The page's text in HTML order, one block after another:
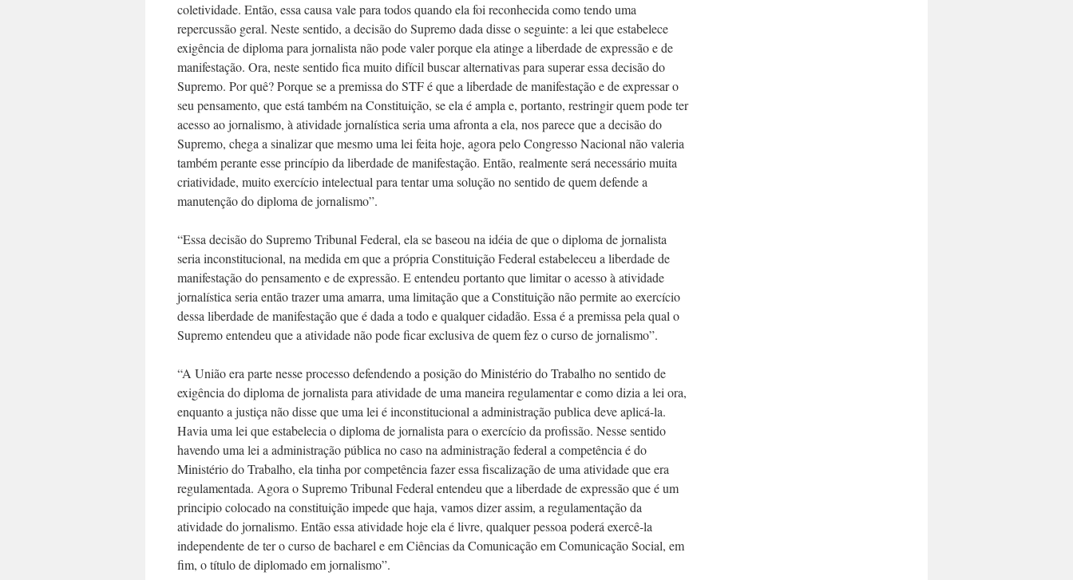
coletividade. Então, essa causa vale para todos quando ela foi reconhecida como tendo uma
repercussão geral. Neste sentido, a decisão do Supremo dada disse o seguinte: a lei que estabelece
exigência de diploma para jornalista não pode valer porque ela atinge a liberdade de expressão e de
manifestação. Ora, neste sentido fica muito difícil buscar alternativas para superar essa decisão do
Supremo. Por quê? Porque se a premissa do STF é que a liberdade de manifestação e de expressar o
seu pensamento, que está também na Constituição, se ela é ampla e, portanto, restringir quem pode ter
acesso ao jornalismo, à atividade jornalística seria uma afronta a ela, nos parece que a decisão do
Supremo, chega a sinalizar que mesmo uma lei feita hoje, agora pelo Congresso Nacional não valeria
também perante esse princípio da liberdade de manifestação. Então, realmente será necessário muita
criatividade, muito exercício intelectual para tentar uma solução no sentido de quem defende a
manutenção do diploma de jornalismo”.
“Essa decisão do Supremo Tribunal Federal, ela se baseou na idéia de que o diploma de jornalista
seria inconstitucional, na medida em que a própria Constituição Federal estabeleceu a liberdade de
manifestação do pensamento e de expressão. E entendeu portanto que limitar o acesso à atividade
jornalística seria então trazer uma amarra, uma limitação que a Constituição não permite ao exercício
dessa liberdade de manifestação que é dada a todo e qualquer cidadão. Essa é a premissa pela qual o
Supremo entendeu que a atividade não pode ficar exclusiva de quem fez o curso de jornalismo”.
“A União era parte nesse processo defendendo a posição do Ministério do Trabalho no sentido de
exigência do diploma de jornalista para atividade de uma maneira regulamentar e como dizia a lei ora,
enquanto a justiça não disse que uma lei é inconstitucional a administração publica deve aplicá-la.
Havia uma lei que estabelecia o diploma de jornalista para o exercício da profissão. Nesse sentido
havendo uma lei a administração pública no caso na administração federal a competência é do
Ministério do Trabalho, ela tinha por competência fazer essa fiscalização de uma atividade que era
regulamentada. Agora o Supremo Tribunal Federal entendeu que a liberdade de expressão que é um
principio colocado na constituição impede que haja, vamos dizer assim, a regulamentação da
atividade do jornalismo. Então essa atividade hoje ela é livre, qualquer pessoa poderá exercê-la
independente de ter o curso de bacharel e em Ciências da Comunicação em Comunicação Social, em
fim, o título de diplomado em jornalismo”.